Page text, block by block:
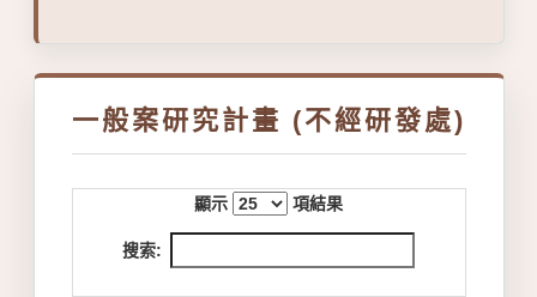
一般案研究計畫 (不經研發處)
顯示 項結果
搜索: